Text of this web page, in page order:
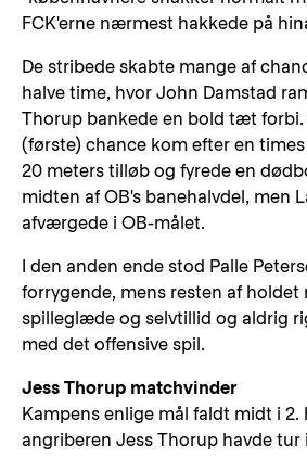
FCK'erne nærmest hakkede på
De stribede skabte mange af
halve time, hvor John Damstad
Thorup bankede en bold tæt forbi.
(første) chance kom efter en
20 meters tilløb og fyrede en
midten af OB's banehalvdel, men
afværgede i OB-målet.
I den anden ende stod Palle
forrygende, mens resten af holdet
spilleglæde og selvtillid og aldrig
med det offensive spil.
Jess Thorup matchvinder
Kampens enlige mål faldt midt i 2.
angriberen Jess Thorup havde tur